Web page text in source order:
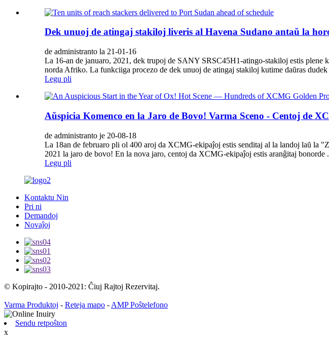
Dek unuoj de atingaj stakiloj liveris al Havena Sudano antaŭ la
de administranto la 21-01-16
La 16-an de januaro, 2021, dek trupoj de SANY SRSC45H1-atingo-stakiloj estis plene
norda Afriko. La funkciiga procezo de dek unuoj de atingaj stakiloj kutime daŭras dudek
Legu pli
Aŭspicia Komenco en la Jaro de Bovo! Varma Sceno - Centoj de
de administranto je 20-08-18
La 18an de februaro pli ol 400 aroj da XCMG-ekipaĵoj estis senditaj al la landoj laŭ la
2021 la jaro de bovo! En la nova jaro, centoj da XCMG-ekipaĵoj estis aranĝitaj bonorde
Legu pli
Kontaktu Nin
Pri ni
Demandoj
Novaĵoj
© Kopirajto - 2010-2021: Ĉiuj Rajtoj Rezervitaj.
Varma Produktoj - Reteja mapo - AMP Poŝtelefono
Sendu retpoŝton
x